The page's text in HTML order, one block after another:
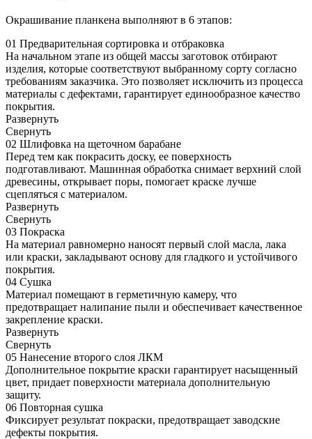
Окрашивание планкена выполняют в 6 этапов:
01 Предварительная сортировка и отбраковка
На начальном этапе из общей массы заготовок отбирают
изделия, которые соответствуют выбранному сорту согласно
требованиям заказчика. Это позволяет исключить из процесса
материалы с дефектами, гарантирует единообразное качество
покрытия.
Развернуть
Cвернуть
02 Шлифовка на щеточном барабане
Перед тем как покрасить доску, ее поверхность
подготавливают. Машинная обработка снимает верхний слой
древесины, открывает поры, помогает краске лучше
сцепляться с материалом.
Развернуть
Cвернуть
03 Покраска
На материал равномерно наносят первый слой масла, лака
или краски, закладывают основу для гладкого и устойчивого
покрытия.
04 Сушка
Материал помещают в герметичную камеру, что
предотвращает налипание пыли и обеспечивает качественное
закрепление краски.
Развернуть
Cвернуть
05 Нанесение второго слоя ЛКМ
Дополнительное покрытие краски гарантирует насыщенный
цвет, придает поверхности материала дополнительную
защиту.
06 Повторная сушка
Фиксирует результат покраски, предотвращает заводские
дефекты покрытия.